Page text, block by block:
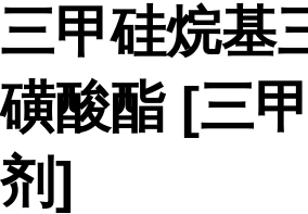
三甲硅烷基
磺酸酯 [三
剂]